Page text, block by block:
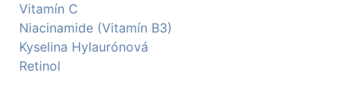
Vitamín C
Niacinamide (Vitamín B3)
Kyselina Hylaurónová
Retinol